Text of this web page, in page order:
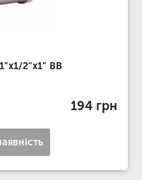
2"х1" ВВ
194 грн